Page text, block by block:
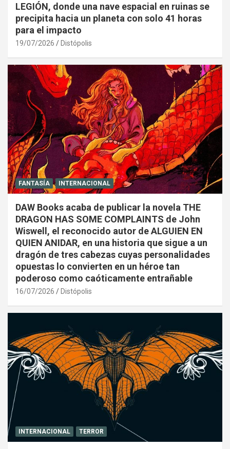
LEGIÓN, donde una nave espacial en ruinas se
precipita hacia un planeta con solo 41 horas
para el impacto
19/07/2026 Distópolis
FANTASÍA INTERNACIONAL
DAW Books acaba de publicar la novela THE
DRAGON HAS SOME COMPLAINTS de John
Wiswell, el reconocido autor de ALGUIEN EN
QUIEN ANIDAR, en una historia que sigue a un
dragón de tres cabezas cuyas personalidades
opuestas lo convierten en un héroe tan
poderoso como caóticamente entrañable
16/07/2026 Distópolis
INTERNACIONAL TERROR